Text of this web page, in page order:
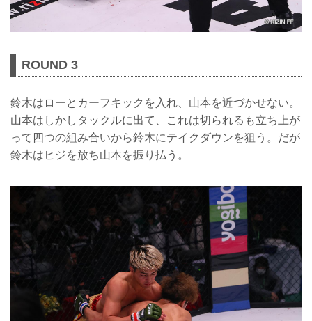
ROUND 3
鈴木はローとカーフキックを入れ、山本を近づかせない。
山本はしかしタックルに出て、これは切られるも立ち上が
って四つの組み合いから鈴木にテイクダウンを狙う。だが
鈴木はヒジを放ち山本を振り払う。